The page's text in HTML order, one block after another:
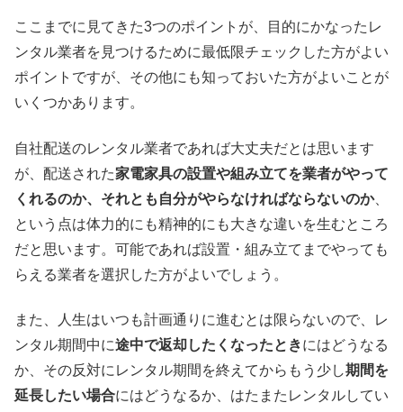
ここまでに見てきた3つのポイントが、目的にかなったレ
ンタル業者を見つけるために最低限チェックした方がよい
ポイントですが、その他にも知っておいた方がよいことが
いくつかあります。
自社配送のレンタル業者であれば大丈夫だとは思います
が、配送された家電家具の設置や組み立てを業者がやって
くれるのか、それとも自分がやらなければならないのか、
という点は体力的にも精神的にも大きな違いを生むところ
だと思います。可能であれば設置・組み立てまでやっても
らえる業者を選択した方がよいでしょう。
また、人生はいつも計画通りに進むとは限らないので、レ
ンタル期間中に途中で返却したくなったときにはどうなる
か、その反対にレンタル期間を終えてからもう少し期間を
延長したい場合にはどうなるか、はたまたレンタルしてい